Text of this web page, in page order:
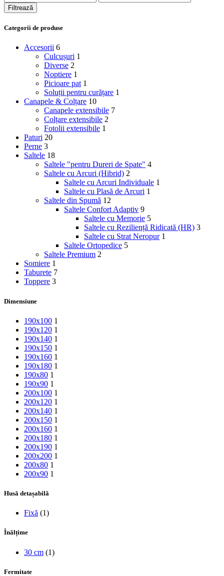
minim
maxim
Filtrează
Categorii de produse
Accesorii 6
Culcușuri 1
Diverse 2
Noptiere 1
Picioare pat 1
Soluții pentru curățare 1
Canapele & Colțare 10
Canapele extensibile 7
Colțare extensibile 2
Fotolii extensibile 1
Paturi 20
Perne 3
Saltele 18
Saltele "pentru Dureri de Spate" 4
Saltele cu Arcuri (Hibrid) 2
Saltele cu Arcuri Individuale 1
Saltele cu Plasă de Arcuri 1
Saltele din Spumă 12
Saltele Confort Adaptiv 9
Saltele cu Memorie 5
Saltele cu Reziliență Ridicată (HR) 3
Saltele cu Strat Neropur 1
Saltele Ortopedice 5
Saltele Premium 2
Somiere 1
Taburete 7
Toppere 3
Dimensiune
190x100 1
190x120 1
190x140 1
190x150 1
190x160 1
190x180 1
190x80 1
190x90 1
200x100 1
200x120 1
200x140 1
200x150 1
200x160 1
200x180 1
200x190 1
200x200 1
200x80 1
200x90 1
Husă detașabilă
Fixă (1)
Înălțime
30 cm (1)
Fermitate